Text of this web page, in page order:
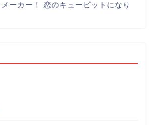
ーカー！ 恋のキューピットになり